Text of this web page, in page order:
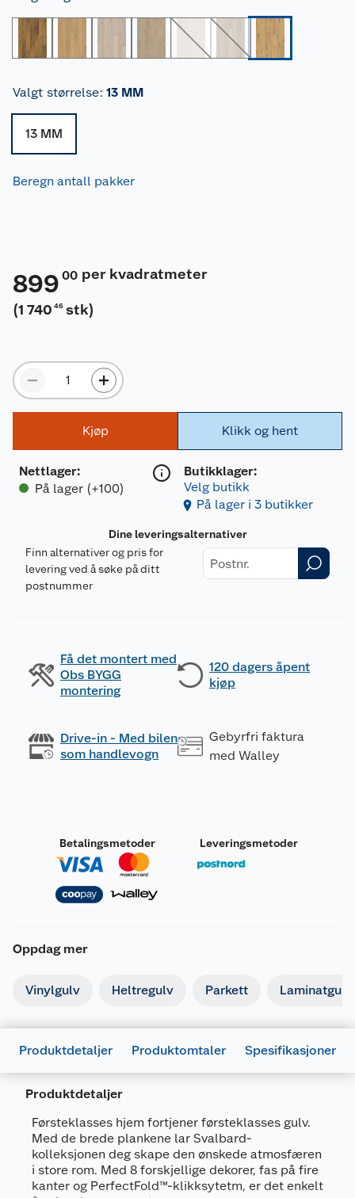
Valgt størrelse: 13 MM
13 MM
Beregn antall pakker
899 00 per kvadratmeter
(1 740 46 stk)
Kjøp
Nettlager:
På lager (+100)
Klikk og hent
Butikklager:
Velg butikk
På lager i 3 butikker
Dine leveringsalternativer
Finn alternativer og pris for
levering ved å søke på ditt
postnummer
Få det montert med
Obs BYGG
montering
120 dagers åpent
kjøp
Drive-in - Med bilen
som handlevogn
Gebyrfri faktura
med Walley
Betalingsmetoder Leveringsmetoder
Oppdag mer
Vinylgulv Heltregulv Parkett Laminatgulv
Produktdetaljer Produktomtaler Spesifikasjoner
Produktdetaljer
Førsteklasses hjem fortjener førsteklasses gulv.
Med de brede plankene lar Svalbard-
kolleksjonen deg skape den ønskede atmosfæren
i store rom. Med 8 forskjellige dekorer, fas på fire
kanter og PerfectFold™-klikksytetm, er det enkelt
Generelt
Artikkelnummer
5401013657918
Leverandørens
artikkelnummer
W1248-03792-
3
Størrelse
13 MM